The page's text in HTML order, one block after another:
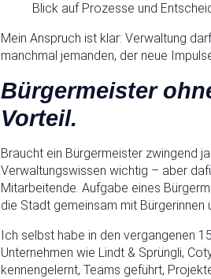
Blick auf Prozesse und
Mein Anspruch ist klar: Verwaltung
manchmal jemanden, der neue
Bürgermeister
Vorteil.
Braucht ein Bürgermeister zwingend
Verwaltungswissen wichtig – aber
Mitarbeitende. Aufgabe eines
die Stadt gemeinsam mit Bürgerinnen
Ich selbst habe in den vergangenen
Unternehmen wie Lindt & Sprüngli,
kennengelernt, Teams geführt,